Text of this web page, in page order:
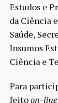
Estudos e
da Ciência
Saúde,
Insumos
Ciência e
Para
feitoon-line